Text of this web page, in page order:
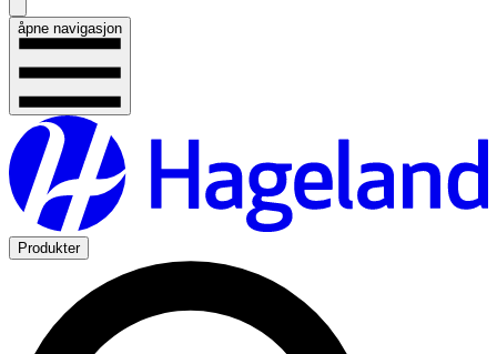
åpne navigasjon
Produkter